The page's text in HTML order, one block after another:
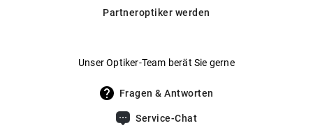
Partneroptiker werden
Unser Optiker-Team berät Sie gerne
Fragen & Antworten
Service-Chat